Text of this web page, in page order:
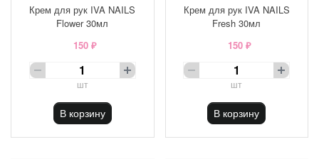
Крем для рук IVA NAILS
Flower 30мл
150 ₽
шт
В корзину
Крем для рук IVA NAILS
Fresh 30мл
150 ₽
шт
В корзину